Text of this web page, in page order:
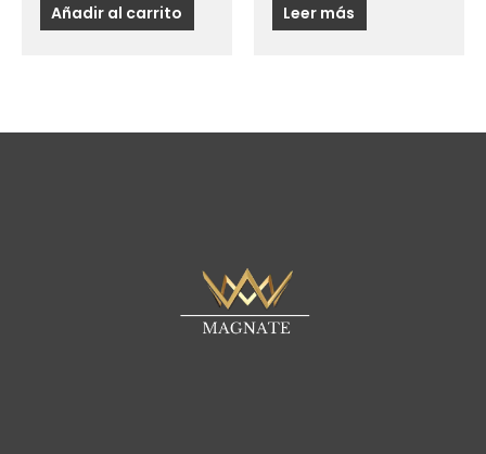
Añadir al carrito Leer más